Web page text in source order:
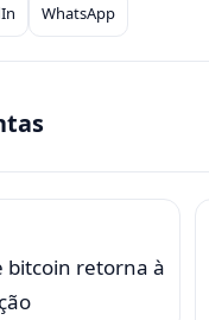
WhatsApp
bitcoin retorna à